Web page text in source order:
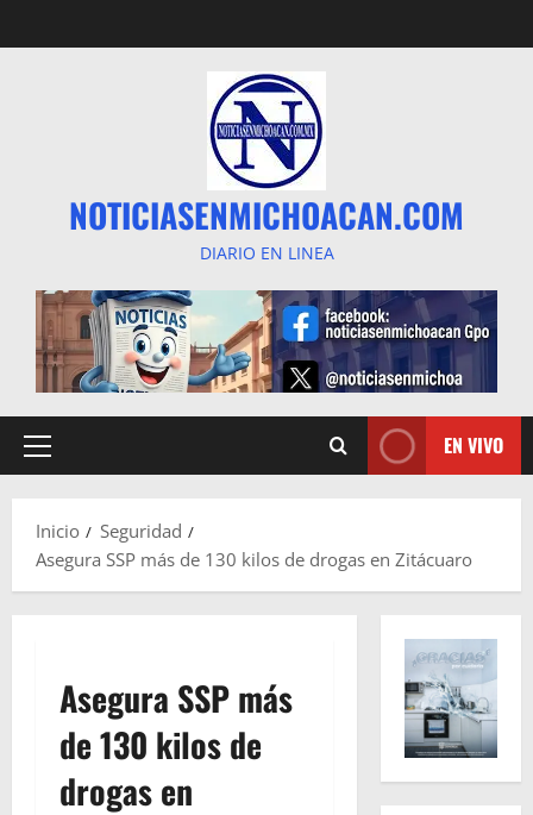
al
NOTICIASENMICHOACAN.COM
DIARIO EN LINEA
Menú
EN VIVO
Inicio
Seguridad
Asegura SSP más de 130 kilos de drogas en Zitácuaro
Asegura SSP más
de 130 kilos de
drogas en